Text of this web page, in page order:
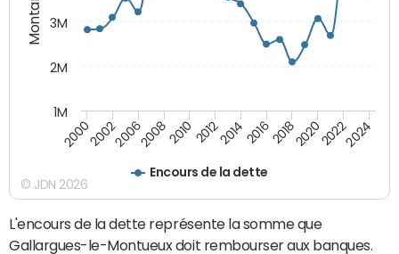
Encours de la dette
20002002200620082010 2012201420162018202020222024
1M
2M
3M
© JDN 2026
L'encours de la dette représente la somme que
Gallargues-le-Montueux doit rembourser aux banques.